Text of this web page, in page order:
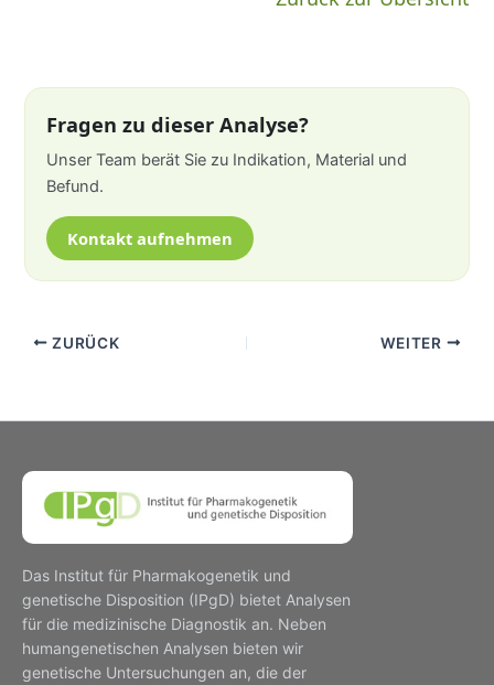
Fragen zu dieser Analyse?
Unser Team berät Sie zu Indikation, Material und
Befund.
Kontakt aufnehmen
ZURÜCK WEITER
Das Institut für Pharmakogenetik und
genetische Disposition (IPgD) bietet Analysen
für die medizinische Diagnostik an. Neben
humangenetischen Analysen bieten wir
genetische Untersuchungen an, die der